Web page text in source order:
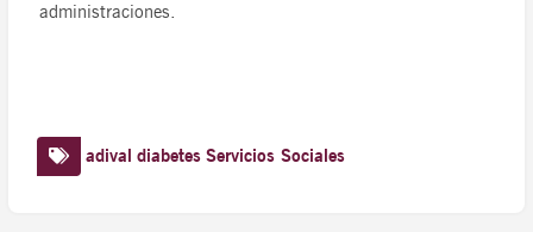
administraciones.
adival diabetes Servicios Sociales